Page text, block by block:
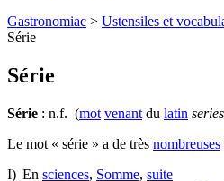
Gastronomiac > Ustensiles et
Série
Série
Série : n.f. (mot venant du latin series
Le mot « série » a de très nombreuses
I) En sciences, Somme, suite